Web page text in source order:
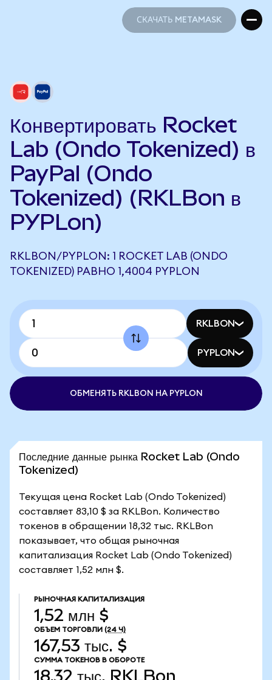
СКАЧАТЬ METAMASK
Конвертировать Rocket
Lab (Ondo Tokenized) в
PayPal (Ondo
Tokenized) (RKLBon в
PYPLon)
RKLBON/PYPLON: 1 ROCKET LAB (ONDO
TOKENIZED) РАВНО 1,4004 PYPLON
RKLBON
PYPLON
ОБМЕНЯТЬ RKLBON НА PYPLON
Последние данные рынка Rocket Lab (Ondo
Tokenized)
Текущая цена Rocket Lab (Ondo Tokenized)
составляет 83,10 $ за RKLBon. Количество
токенов в обращении 18,32 тыс. RKLBon
показывает, что общая рыночная
капитализация Rocket Lab (Ondo Tokenized)
составляет 1,52 млн $.
РЫНОЧНАЯ КАПИТАЛИЗАЦИЯ
1,52 млн $
ОБЪЕМ ТОРГОВЛИ (24 Ч)
167,53 тыс. $
СУММА ТОКЕНОВ В ОБОРОТЕ
18,32 тыс. RKLBon